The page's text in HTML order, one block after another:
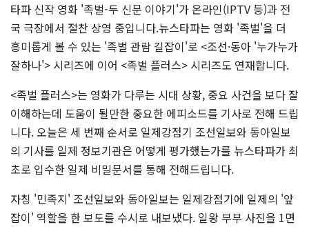
타파 신작 영화 '족벌-두 신문 이야기'가 온라인(IPTV 등)과 전
국 극장에서 절찬 상영 중입니다.뉴스타파는 영화 '족벌'을 더
흥미롭게 볼 수 있는 '족벌 관람 길잡이'로 <조선·동아 '누가누가
잘하나'> 시리즈에 이어 <족벌 플러스> 시리즈도 연재합니다.
<족벌 플러스>는 영화가 다루는 시대 상황, 중요 사건을 보다 잘
이해하는데 도움이 될만한 중요한 에피소드를 기사로 전해 드립
니다. 오늘은 세 번째 순서로 일제강점기 조선일보와 동아일보
의 기사를 일제 정보기관은 어떻게 평가했는가를 뉴스타파가 최
초로 입수한 일제 비밀문서를 통해 전해드립니다.
자칭 '민족지' 조선일보와 동아일보는 일제강점기에 일제의 '앞
잡이' 역할을 한 보도를 수시로 내보냈다. 일왕 부부 사진을 1면